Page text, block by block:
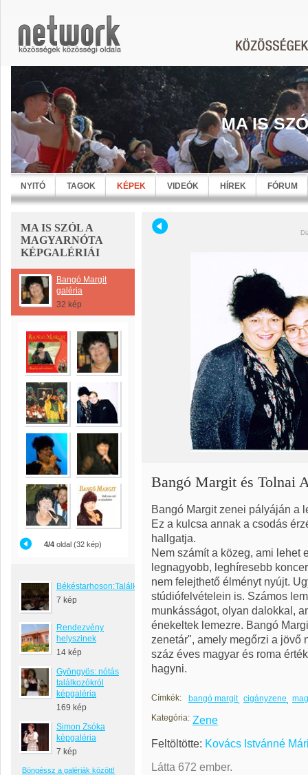
MA IS
NYITÓ TAGOK KÉPEK VIDEÓK HÍREK FÓRUM
MA IS SZÓL A
MAGYARNÓTA
KÉPGALÉRIÁI
Bangó Margit
galéria
32 kép
4/4 oldal (32 kép)
Békéstarhoson:Találkozó
7 kép
Rendezvény
helyszinek
14 kép
Gyöngyös: nótás
találkozókról
képgaléria
169 kép
Simon Zsóka
képgaléria
7 kép
Böngéssz a galériák között!
Bangó Margit és Tolnai
Bangó Margit zenei pályáján a
Ez a kulcsa annak a csodás
hallgatja.
Nem számít a közeg, ami lehet
legnagyobb, leghíresebb
nem felejthető élményt nyújt.
stúdiófelvételein is. Számos
munkásságot, olyan dalokkal,
énekeltek lemezre. Bangó
zenetár", amely megőrzi a jövő
száz éves magyar és roma
hagyni.
Címkék: bangó margit cigányzene
Kategória: Zene
Feltöltötte: Kovács Istvánné
Látta 672 ember.